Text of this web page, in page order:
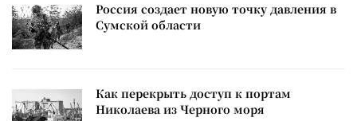
Россия создает новую точку давления в
Сумской области
Как перекрыть доступ к портам
Николаева из Черного моря